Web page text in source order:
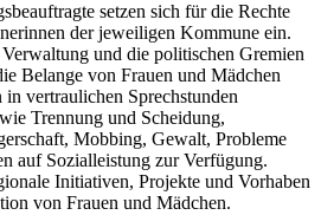
setzen sich für die Rechte
der jeweiligen Kommune ein.
Verwaltung und die politischen Gremien
Belange von Frauen und Mädchen
vertraulichen Sprechstunden
Trennung und Scheidung,
Mobbing, Gewalt, Probleme
auf Sozialleistung zur Verfügung.
Initiativen, Projekte und Vorhaben
von Frauen und Mädchen.